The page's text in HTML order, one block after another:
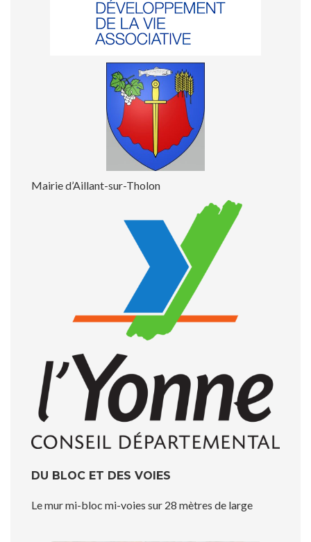
Mairie d’Aillant-sur-Tholon
DU BLOC ET DES VOIES
Le mur mi-bloc mi-voies sur 28 mètres de large